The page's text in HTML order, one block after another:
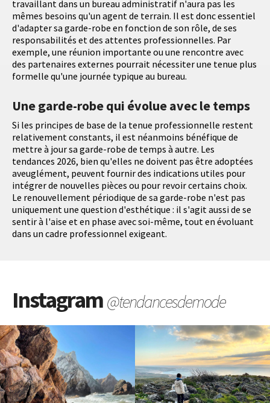
travaillant dans un bureau administratif n'aura pas les
mêmes besoins qu'un agent de terrain. Il est donc essentiel
d'adapter sa garde-robe en fonction de son rôle, de ses
responsabilités et des attentes professionnelles. Par
exemple, une réunion importante ou une rencontre avec
des partenaires externes pourrait nécessiter une tenue plus
formelle qu'une journée typique au bureau.
Une garde-robe qui évolue avec le temps
Si les principes de base de la tenue professionnelle restent
relativement constants, il est néanmoins bénéfique de
mettre à jour sa garde-robe de temps à autre. Les
tendances 2026, bien qu'elles ne doivent pas être adoptées
aveuglément, peuvent fournir des indications utiles pour
intégrer de nouvelles pièces ou pour revoir certains choix.
Le renouvellement périodique de sa garde-robe n'est pas
uniquement une question d'esthétique : il s'agit aussi de se
sentir à l'aise et en phase avec soi-même, tout en évoluant
dans un cadre professionnel exigeant.
Instagram@tendancesdemode